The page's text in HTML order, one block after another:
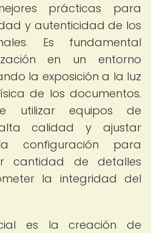
prácticas para
y autenticidad de los
Es fundamental
en un entorno
la exposición a la luz
de los documentos.
utilizar equipos de
calidad y ajustar
configuración para
cantidad de detalles
la integridad del
es la creación de